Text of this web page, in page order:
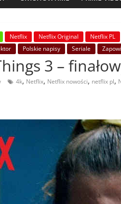
Netflix Netflix Original Netflix PL
Polskie napisy Seriale
3 –
4k, Netflix, Netflix nowości, netflix pl,